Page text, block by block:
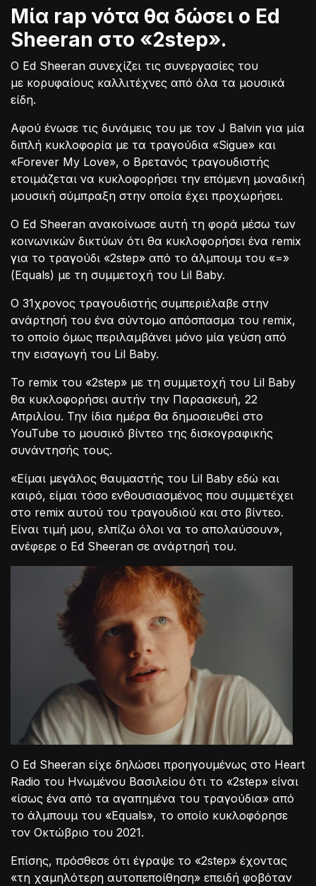
Μία rap νότα θα δώσει ο Ed
Sheeran στο «2step».
Ο Ed Sheeran συνεχίζει τις συνεργασίες του
με κορυφαίους καλλιτέχνες από όλα τα μουσικά
είδη.
Αφού ένωσε τις δυνάμεις του με τον J Balvin για μία
διπλή κυκλοφορία με τα τραγούδια «Sigue» και
«Forever My Love», ο Βρετανός τραγουδιστής
ετοιμάζεται να κυκλοφορήσει την επόμενη μοναδική
μουσική σύμπραξη στην οποία έχει προχωρήσει.
Ο Ed Sheeran ανακοίνωσε αυτή τη φορά μέσω των
κοινωνικών δικτύων ότι θα κυκλοφορήσει ένα remix
για το τραγούδι «2step» από το άλμπουμ του «=»
(Equals) με τη συμμετοχή του Lil Baby.
Ο 31χρονος τραγουδιστής συμπεριέλαβε στην
ανάρτησή του ένα σύντομο απόσπασμα του remix,
το οποίο όμως περιλαμβάνει μόνο μία γεύση από
την εισαγωγή του Lil Baby.
Το remix του «2step» με τη συμμετοχή του Lil Baby
θα κυκλοφορήσει αυτήν την Παρασκευή, 22
Απριλίου. Την ίδια ημέρα θα δημοσιευθεί στο
YouTube το μουσικό βίντεο της δισκογραφικής
συνάντησής τους.
«Είμαι μεγάλος θαυμαστής του Lil Baby εδώ και
καιρό, είμαι τόσο ενθουσιασμένος που συμμετέχει
στο remix αυτού του τραγουδιού και στο βίντεο.
Είναι τιμή μου, ελπίζω όλοι να το απολαύσουν»,
ανέφερε ο Ed Sheeran σε ανάρτησή του.
Ο Ed Sheeran είχε δηλώσει προηγουμένως στο Heart
Radio του Ηνωμένου Βασιλείου ότι το «2step» είναι
«ίσως ένα από τα αγαπημένα του τραγούδια» από
το άλμπουμ του «Equals», το οποίο κυκλοφόρησε
τον Οκτώβριο του 2021.
Επίσης, πρόσθεσε ότι έγραψε το «2step» έχοντας
«τη χαμηλότερη αυτοπεποίθηση» επειδή φοβόταν